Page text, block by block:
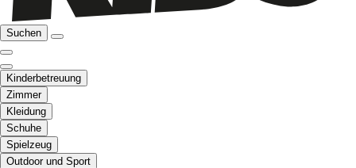
Suchen
Kinderbetreuung
Zimmer
Kleidung
Schuhe
Spielzeug
Outdoor und Sport